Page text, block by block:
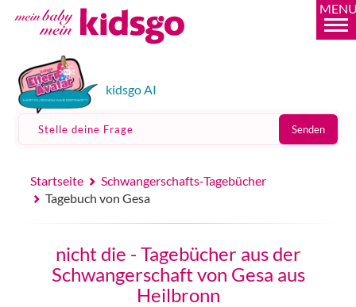
kidsgo AI
Stelle deine Frage Senden
Startseite
Schwangerschafts-Tagebücher
Tagebuch von Gesa
nicht die - Tagebücher aus der
Schwangerschaft von Gesa aus
Heilbronn